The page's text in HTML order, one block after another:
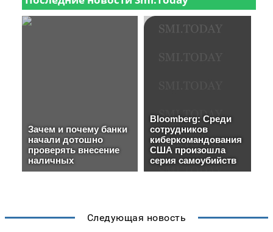
Следующая новость